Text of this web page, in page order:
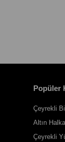
Popüler
Çeyrekli
Altın
Çeyrekli